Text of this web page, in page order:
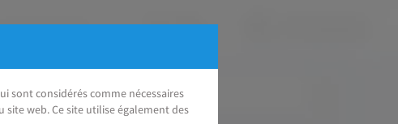
sont considérés comme nécessaires
web. Ce site utilise également des